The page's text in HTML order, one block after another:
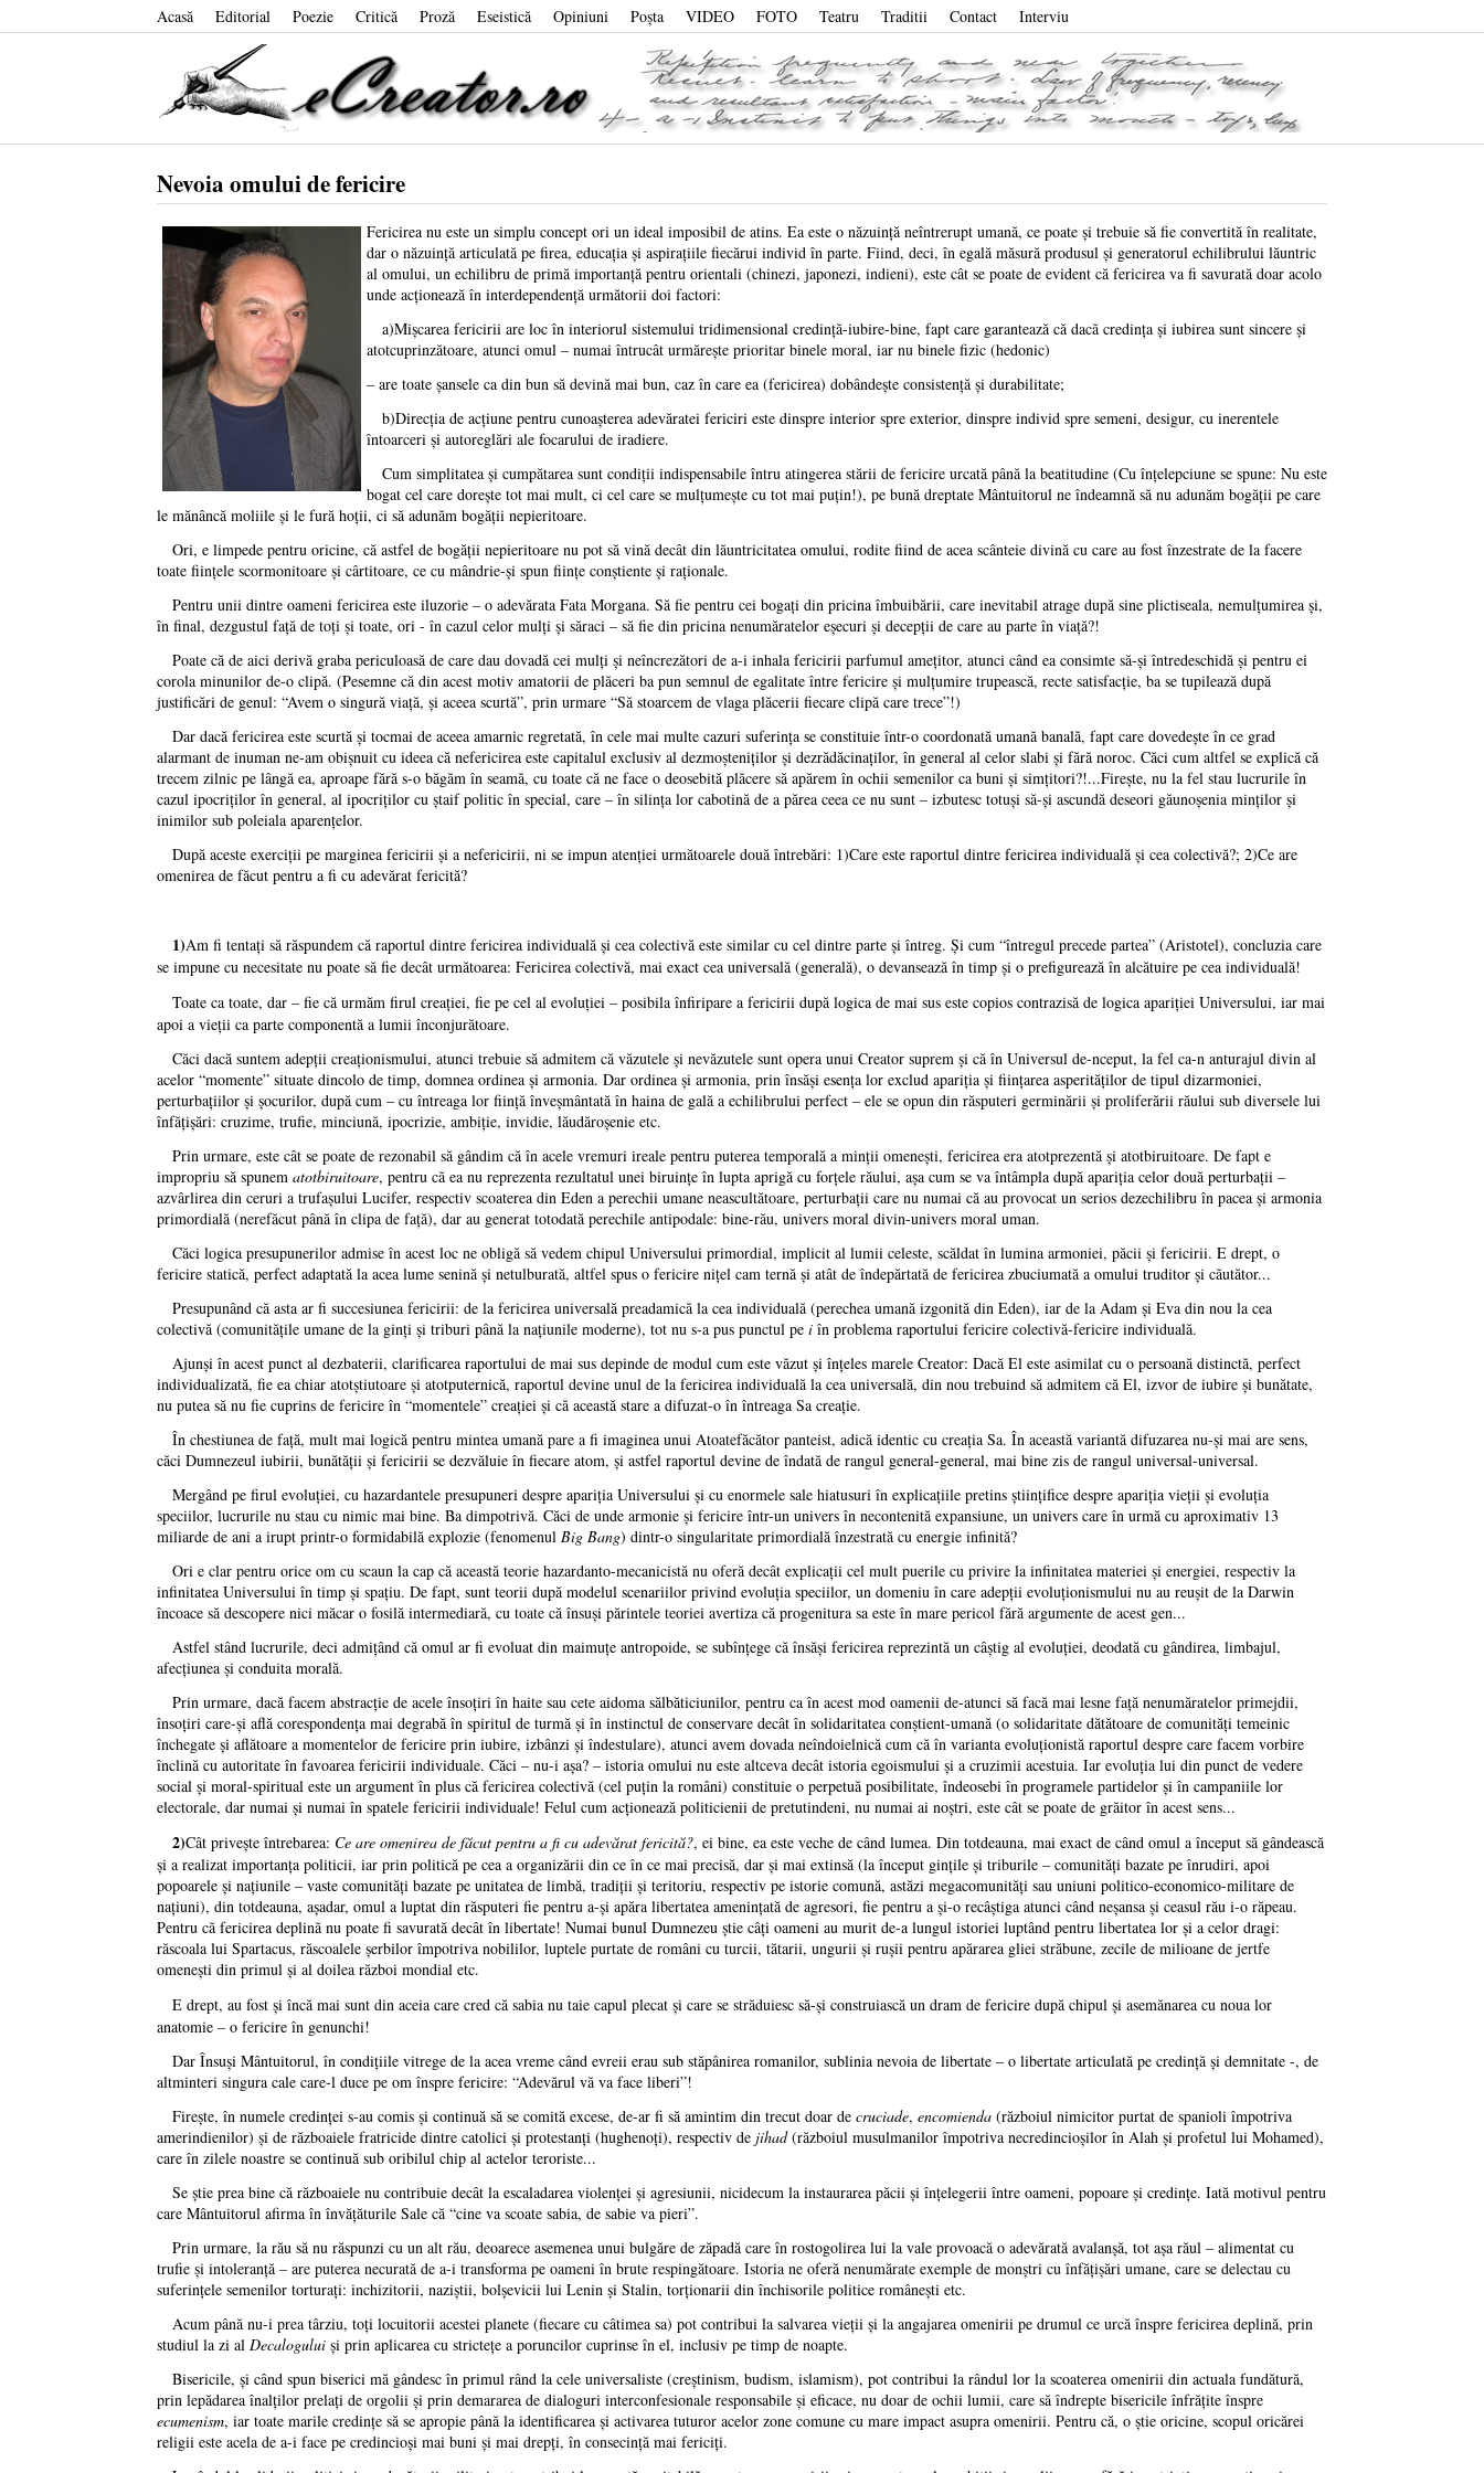
Acasă Editorial Poezie Critică Proză Eseistică Opiniuni Poşta VIDEO FOTO Teatru Traditii Contact Interviu
Nevoia omului de fericire
Fericirea nu este un simplu concept ori un ideal imposibil de atins. Ea este o năzuinţă neîntrerupt umană, ce poate şi trebuie să fie convertită în realitate,
dar o năzuinţă articulată pe firea, educaţia şi aspiraţiile fiecărui individ în parte. Fiind, deci, în egală măsură produsul şi generatorul echilibrului lăuntric
al omului, un echilibru de primă importanţă pentru orientali (chinezi, japonezi, indieni), este cât se poate de evident că fericirea va fi savurată doar acolo
unde acţionează în interdependenţă următorii doi factori:
a)Mişcarea fericirii are loc în interiorul sistemului tridimensional credinţă-iubire-bine, fapt care garantează că dacă credinţa şi iubirea sunt sincere şi
atotcuprinzătoare, atunci omul – numai întrucât urmăreşte prioritar binele moral, iar nu binele fizic (hedonic)
– are toate şansele ca din bun să devină mai bun, caz în care ea (fericirea) dobândeşte consistenţă şi durabilitate;
b)Direcţia de acţiune pentru cunoaşterea adevăratei fericiri este dinspre interior spre exterior, dinspre individ spre semeni, desigur, cu inerentele
întoarceri şi autoreglări ale focarului de iradiere.
Cum simplitatea şi cumpătarea sunt condiţii indispensabile întru atingerea stării de fericire urcată până la beatitudine (Cu înţelepciune se spune: Nu este
bogat cel care doreşte tot mai mult, ci cel care se mulţumeşte cu tot mai puţin!), pe bună dreptate Mântuitorul ne îndeamnă să nu adunăm bogăţii pe care
le mănâncă moliile şi le fură hoţii, ci să adunăm bogăţii nepieritoare.
Ori, e limpede pentru oricine, că astfel de bogăţii nepieritoare nu pot să vină decât din lăuntricitatea omului, rodite fiind de acea scânteie divină cu care au fost înzestrate de la facere
toate fiinţele scormonitoare şi cârtitoare, ce cu mândrie-şi spun fiinţe conştiente şi raţionale.
Pentru unii dintre oameni fericirea este iluzorie – o adevărata Fata Morgana. Să fie pentru cei bogaţi din pricina îmbuibării, care inevitabil atrage după sine plictiseala, nemulţumirea şi,
în final, dezgustul faţă de toţi şi toate, ori - în cazul celor mulţi şi săraci – să fie din pricina nenumăratelor eşecuri şi decepţii de care au parte în viaţă?!
Poate că de aici derivă graba periculoasă de care dau dovadă cei mulţi şi neîncrezători de a-i inhala fericirii parfumul ameţitor, atunci când ea consimte să-şi întredeschidă şi pentru ei
corola minunilor de-o clipă. (Pesemne că din acest motiv amatorii de plăceri ba pun semnul de egalitate între fericire şi mulţumire trupească, recte satisfacţie, ba se tupilează după
justificări de genul: “Avem o singură viaţă, şi aceea scurtă”, prin urmare “Să stoarcem de vlaga plăcerii fiecare clipă care trece”!)
Dar dacă fericirea este scurtă şi tocmai de aceea amarnic regretată, în cele mai multe cazuri suferinţa se constituie într-o coordonată umană banală, fapt care dovedeşte în ce grad
alarmant de inuman ne-am obişnuit cu ideea că nefericirea este capitalul exclusiv al dezmoşteniţilor şi dezrădăcinaţilor, în general al celor slabi şi fără noroc. Căci cum altfel se explică că
trecem zilnic pe lângă ea, aproape fără s-o băgăm în seamă, cu toate că ne face o deosebită plăcere să apărem în ochii semenilor ca buni şi simţitori?!...Fireşte, nu la fel stau lucrurile în
cazul ipocriţilor în general, al ipocriţilor cu ştaif politic în special, care – în silinţa lor cabotină de a părea ceea ce nu sunt – izbutesc totuşi să-şi ascundă deseori găunoşenia minţilor şi
inimilor sub poleiala aparenţelor.
După aceste exerciţii pe marginea fericirii şi a nefericirii, ni se impun atenţiei următoarele două întrebări: 1)Care este raportul dintre fericirea individuală şi cea colectivă?; 2)Ce are
omenirea de făcut pentru a fi cu adevărat fericită?
1)Am fi tentaţi să răspundem că raportul dintre fericirea individuală şi cea colectivă este similar cu cel dintre parte şi întreg. Şi cum “întregul precede partea” (Aristotel), concluzia care
se impune cu necesitate nu poate să fie decât următoarea: Fericirea colectivă, mai exact cea universală (generală), o devansează în timp şi o prefigurează în alcătuire pe cea individuală!
Toate ca toate, dar – fie că urmăm firul creaţiei, fie pe cel al evoluţiei – posibila înfiripare a fericirii după logica de mai sus este copios contrazisă de logica apariţiei Universului, iar mai
apoi a vieţii ca parte componentă a lumii înconjurătoare.
Căci dacă suntem adepţii creaţionismului, atunci trebuie să admitem că văzutele şi nevăzutele sunt opera unui Creator suprem şi că în Universul de-nceput, la fel ca-n anturajul divin al
acelor “momente” situate dincolo de timp, domnea ordinea şi armonia. Dar ordinea şi armonia, prin însăşi esenţa lor exclud apariţia şi fiinţarea asperităţilor de tipul dizarmoniei,
perturbaţiilor şi şocurilor, după cum – cu întreaga lor fiinţă înveşmântată în haina de gală a echilibrului perfect – ele se opun din răsputeri germinării şi proliferării răului sub diversele lui
înfăţişări: cruzime, trufie, minciună, ipocrizie, ambiţie, invidie, lăudăroşenie etc.
Prin urmare, este cât se poate de rezonabil să gândim că în acele vremuri ireale pentru puterea temporală a minţii omeneşti, fericirea era atotprezentă şi atotbiruitoare. De fapt e
impropriu să spunem atotbiruitoare, pentru că ea nu reprezenta rezultatul unei biruinţe în lupta aprigă cu forţele răului, aşa cum se va întâmpla după apariţia celor două perturbaţii –
azvârlirea din ceruri a trufaşului Lucifer, respectiv scoaterea din Eden a perechii umane neascultătoare, perturbaţii care nu numai că au provocat un serios dezechilibru în pacea şi armonia
primordială (nerefăcut până în clipa de faţă), dar au generat totodată perechile antipodale: bine-rău, univers moral divin-univers moral uman.
Căci logica presupunerilor admise în acest loc ne obligă să vedem chipul Universului primordial, implicit al lumii celeste, scăldat în lumina armoniei, păcii şi fericirii. E drept, o
fericire statică, perfect adaptată la acea lume senină şi netulburată, altfel spus o fericire niţel cam ternă şi atât de îndepărtată de fericirea zbuciumată a omului truditor şi căutător...
Presupunând că asta ar fi succesiunea fericirii: de la fericirea universală preadamică la cea individuală (perechea umană izgonită din Eden), iar de la Adam şi Eva din nou la cea
colectivă (comunităţile umane de la ginţi şi triburi până la naţiunile moderne), tot nu s-a pus punctul pe i în problema raportului fericire colectivă-fericire individuală.
Ajunşi în acest punct al dezbaterii, clarificarea raportului de mai sus depinde de modul cum este văzut şi înţeles marele Creator: Dacă El este asimilat cu o persoană distinctă, perfect
individualizată, fie ea chiar atotştiutoare şi atotputernică, raportul devine unul de la fericirea individuală la cea universală, din nou trebuind să admitem că El, izvor de iubire şi bunătate,
nu putea să nu fie cuprins de fericire în “momentele” creaţiei şi că această stare a difuzat-o în întreaga Sa creaţie.
În chestiunea de faţă, mult mai logică pentru mintea umană pare a fi imaginea unui Atoatefăcător panteist, adică identic cu creaţia Sa. În această variantă difuzarea nu-şi mai are sens,
căci Dumnezeul iubirii, bunătăţii şi fericirii se dezvăluie în fiecare atom, şi astfel raportul devine de îndată de rangul general-general, mai bine zis de rangul universal-universal.
Mergând pe firul evoluţiei, cu hazardantele presupuneri despre apariţia Universului şi cu enormele sale hiatusuri în explicaţiile pretins ştiinţifice despre apariţia vieţii şi evoluţia
speciilor, lucrurile nu stau cu nimic mai bine. Ba dimpotrivă. Căci de unde armonie şi fericire într-un univers în necontenită expansiune, un univers care în urmă cu aproximativ 13
miliarde de ani a irupt printr-o formidabilă explozie (fenomenul Big Bang) dintr-o singularitate primordială înzestrată cu energie infinită?
Ori e clar pentru orice om cu scaun la cap că această teorie hazardanto-mecanicistă nu oferă decât explicaţii cel mult puerile cu privire la infinitatea materiei şi energiei, respectiv la
infinitatea Universului în timp şi spaţiu. De fapt, sunt teorii după modelul scenariilor privind evoluţia speciilor, un domeniu în care adepţii evoluţionismului nu au reuşit de la Darwin
încoace să descopere nici măcar o fosilă intermediară, cu toate că însuşi părintele teoriei avertiza că progenitura sa este în mare pericol fără argumente de acest gen...
Astfel stând lucrurile, deci admiţând că omul ar fi evoluat din maimuţe antropoide, se subînţege că însăşi fericirea reprezintă un câştig al evoluţiei, deodată cu gândirea, limbajul,
afecţiunea şi conduita morală.
Prin urmare, dacă facem abstracţie de acele însoţiri în haite sau cete aidoma sălbăticiunilor, pentru ca în acest mod oamenii de-atunci să facă mai lesne faţă nenumăratelor primejdii,
însoţiri care-şi află corespondenţa mai degrabă în spiritul de turmă şi în instinctul de conservare decât în solidaritatea conştient-umană (o solidaritate dătătoare de comunităţi temeinic
închegate şi aflătoare a momentelor de fericire prin iubire, izbânzi şi îndestulare), atunci avem dovada neîndoielnică cum că în varianta evoluţionistă raportul despre care facem vorbire
înclină cu autoritate în favoarea fericirii individuale. Căci – nu-i aşa? – istoria omului nu este altceva decât istoria egoismului şi a cruzimii acestuia. Iar evoluţia lui din punct de vedere
social şi moral-spiritual este un argument în plus că fericirea colectivă (cel puţin la români) constituie o perpetuă posibilitate, îndeosebi în programele partidelor şi în campaniile lor
electorale, dar numai şi numai în spatele fericirii individuale! Felul cum acţionează politicienii de pretutindeni, nu numai ai noştri, este cât se poate de grăitor în acest sens...
2)Cât priveşte întrebarea: Ce are omenirea de făcut pentru a fi cu adevărat fericită?, ei bine, ea este veche de când lumea. Din totdeauna, mai exact de când omul a început să gândească
şi a realizat importanţa politicii, iar prin politică pe cea a organizării din ce în ce mai precisă, dar şi mai extinsă (la început ginţile şi triburile – comunităţi bazate pe înrudiri, apoi
popoarele şi naţiunile – vaste comunităţi bazate pe unitatea de limbă, tradiţii şi teritoriu, respectiv pe istorie comună, astăzi megacomunităţi sau uniuni politico-economico-militare de
naţiuni), din totdeauna, aşadar, omul a luptat din răsputeri fie pentru a-şi apăra libertatea ameninţată de agresori, fie pentru a şi-o recâştiga atunci când neşansa şi ceasul rău i-o răpeau.
Pentru că fericirea deplină nu poate fi savurată decât în libertate! Numai bunul Dumnezeu ştie câţi oameni au murit de-a lungul istoriei luptând pentru libertatea lor şi a celor dragi:
răscoala lui Spartacus, răscoalele şerbilor împotriva nobililor, luptele purtate de români cu turcii, tătarii, ungurii şi ruşii pentru apărarea gliei străbune, zecile de milioane de jertfe
omeneşti din primul şi al doilea război mondial etc.
E drept, au fost şi încă mai sunt din aceia care cred că sabia nu taie capul plecat şi care se străduiesc să-şi construiască un dram de fericire după chipul şi asemănarea cu noua lor
anatomie – o fericire în genunchi!
Dar Însuşi Mântuitorul, în condiţiile vitrege de la acea vreme când evreii erau sub stăpânirea romanilor, sublinia nevoia de libertate – o libertate articulată pe credinţă şi demnitate -, de
altminteri singura cale care-l duce pe om înspre fericire: “Adevărul vă va face liberi”!
Fireşte, în numele credinţei s-au comis şi continuă să se comită excese, de-ar fi să amintim din trecut doar de cruciade, encomienda (războiul nimicitor purtat de spanioli împotriva
amerindienilor) şi de războaiele fratricide dintre catolici şi protestanţi (hughenoţi), respectiv de jihad(războiul musulmanilor împotriva necredincioşilor în Alah şi profetul lui Mohamed),
care în zilele noastre se continuă sub oribilul chip al actelor teroriste...
Se ştie prea bine că războaiele nu contribuie decât la escaladarea violenţei şi agresiunii, nicidecum la instaurarea păcii şi înţelegerii între oameni, popoare şi credinţe. Iată motivul pentru
care Mântuitorul afirma în învăţăturile Sale că “cine va scoate sabia, de sabie va pieri”.
Prin urmare, la rău să nu răspunzi cu un alt rău, deoarece asemenea unui bulgăre de zăpadă care în rostogolirea lui la vale provoacă o adevărată avalanşă, tot aşa răul – alimentat cu
trufie şi intoleranţă – are puterea necurată de a-i transforma pe oameni în brute respingătoare. Istoria ne oferă nenumărate exemple de monştri cu înfăţişări umane, care se delectau cu
suferinţele semenilor torturaţi: inchizitorii, naziştii, bolşevicii lui Lenin şi Stalin, torţionarii din închisorile politice româneşti etc.
Acum până nu-i prea târziu, toţi locuitorii acestei planete (fiecare cu câtimea sa) pot contribui la salvarea vieţii şi la angajarea omenirii pe drumul ce urcă înspre fericirea deplină, prin
studiul la zi al Decalogului şi prin aplicarea cu stricteţe a poruncilor cuprinse în el, inclusiv pe timp de noapte.
Bisericile, şi când spun biserici mă gândesc în primul rând la cele universaliste (creştinism, budism, islamism), pot contribui la rândul lor la scoaterea omenirii din actuala fundătură,
prin lepădarea înalţilor prelaţi de orgolii şi prin demararea de dialoguri interconfesionale responsabile şi eficace, nu doar de ochii lumii, care să îndrepte bisericile înfrăţite înspre
ecumenism, iar toate marile credinţe să se apropie până la identificarea şi activarea tuturor acelor zone comune cu mare impact asupra omenirii. Pentru că, o ştie oricine, scopul oricărei
religii este acela de a-i face pe credincioşi mai buni şi mai drepţi, în consecinţă mai fericiţi.